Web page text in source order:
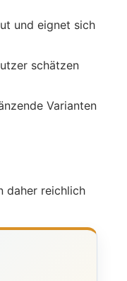
und eignet sich
schätzen
Varianten
daher reichlich